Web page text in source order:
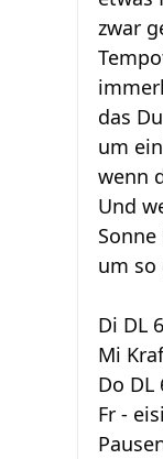
zwar
das
um
wenn
Und
um so
Di DL
Mi
Do DL
Fr -